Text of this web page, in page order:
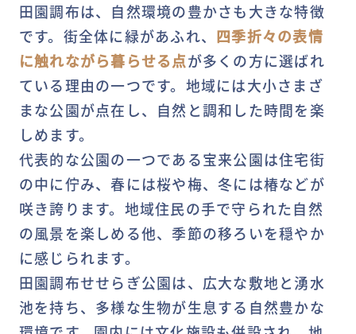
田園調布は、自然環境の豊かさも大きな特徴
です。街全体に緑があふれ、 四季折々の表情
に触れながら暮らせる点が多くの方に選ばれ
ている理由の一つです。地域には大小さまざ
まな公園が点在し、自然と調和した時間を楽
しめます。
代表的な公園の一つである宝来公園は住宅街
の中に佇み、春には桜や梅、冬には椿などが
咲き誇ります。地域住民の手で守られた自然
の風景を楽しめる他、季節の移ろいを穏やか
に感じられます。
田園調布せせらぎ公園は、広大な敷地と湧水
池を持ち、多様な生物が生息する自然豊かな